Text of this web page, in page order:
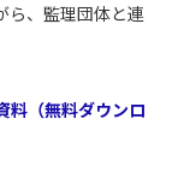
ら、監理団体と連
料（無料ダウンロ